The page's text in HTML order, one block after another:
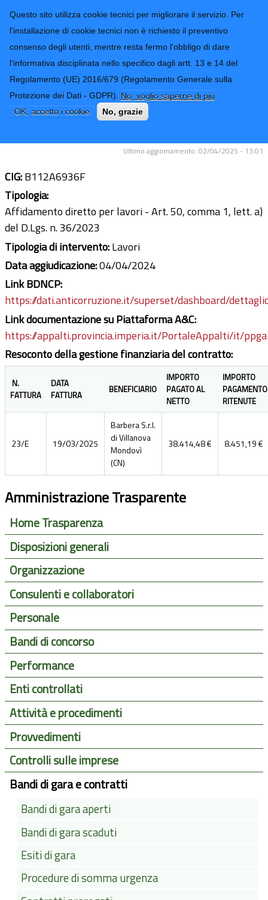
Questo sito utilizza cookie tecnici per migliorare il servizio. Per
l'installazione di cookie tecnici non è richiesto il preventivo
consenso degli utenti, mentre resta fermo l'obbligo di dare
l'informativa disciplinata nello specifico dagli artt. 13 e 14 del
Regolamento (UE) 2016/679 (Regolamento Generale sulla
Protezione dei Dati - GDPR). No, voglio saperne di più
OK, accetto i cookie
No, grazie
Provincia di
Imperia
CONTATTI-URP
TRASPARENZA
Form di ricerca
Lavori di manutenzione straordinaria
segnaletica SS.PP. zona levante -
Ultimo aggiornamento: 02/04/2025 - 13:01
CIG:B112A6936F
Tipologia:
Affidamento diretto per lavori - Art. 50, comma 1, lett. a)
del D.Lgs. n. 36/2023
Tipologia di intervento:Lavori
Data aggiudicazione:04/04/2024
Link BDNCP:
https://dati.anticorruzione.it/superset/dashboard/
Link documentazione su Piattaforma A&C:
https://appalti.provincia.imperia.it/PortaleAppalti/it/
Resoconto della gestione finanziaria del contratto:
N.
FATTURA
DATA
FATTURA
BENEFICIARIO
IMPORTO
PAGATO AL
NETTO
IMPORTO
PAGAMENTO
RITENUTE
23/E 19/03/2025
Barbera S.r.l.
di Villanova
Mondovì
(CN)
38.414,48 € 8.451,19 €
Amministrazione Trasparente
Home Trasparenza
Disposizioni generali
Organizzazione
Consulenti e collaboratori
Personale
Bandi di concorso
Performance
Enti controllati
Attività e procedimenti
Provvedimenti
Controlli sulle imprese
Bandi di gara e contratti
Bandi di gara aperti
Bandi di gara scaduti
Esiti di gara
Procedure di somma urgenza